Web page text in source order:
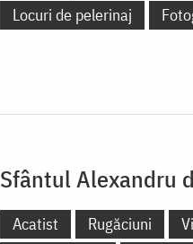
Locuri de pelerinaj
Sfântul Alexandru
Acatist Rugăciuni